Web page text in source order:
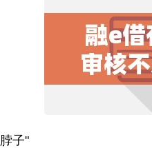
子"